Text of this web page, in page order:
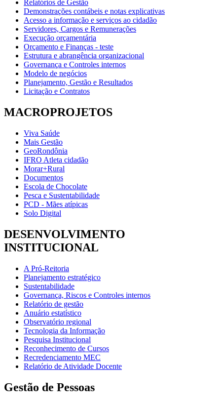
Relatórios de Gestão
Demonstrações contábeis e notas explicativas
Acesso a informação e serviços ao cidadão
Servidores, Cargos e Remunerações
Execução orçamentária
Orçamento e Finanças - teste
Estrutura e abrangência organizacional
Governança e Controles internos
Modelo de negócios
Planejamento, Gestão e Resultados
Licitação e Contratos
MACROPROJETOS
Viva Saúde
Mais Gestão
GeoRondônia
IFRO Atleta cidadão
Morar+Rural
Documentos
Escola de Chocolate
Pesca e Sustentabilidade
PCD - Mães atípicas
Solo Digital
DESENVOLVIMENTO
INSTITUCIONAL
A Pró-Reitoria
Planejamento estratégico
Sustentabilidade
Governança, Riscos e Controles internos
Relatório de gestão
Anuário estatístico
Observatório regional
Tecnologia da Informação
Pesquisa Institucional
Reconhecimento de Cursos
Recredenciamento MEC
Relatório de Atividade Docente
Gestão de Pessoas